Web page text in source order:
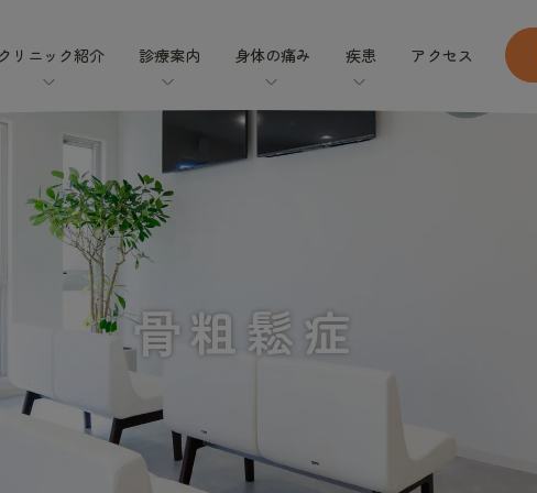
リニック紹介 診療案内 身体の痛み 疾患 アクセス
⾻粗鬆症